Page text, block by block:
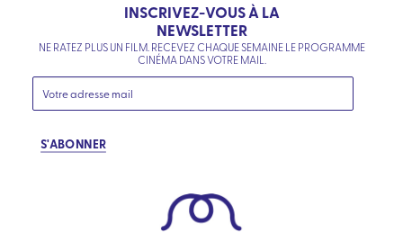
INSCRIVEZ-VOUS À LA
NEWSLETTER
NE RATEZ PLUS UN FILM. RECEVEZ CHAQUE SEMAINE LE PROGRAMME
CINÉMA DANS VOTRE MAIL.
S'ABONNER